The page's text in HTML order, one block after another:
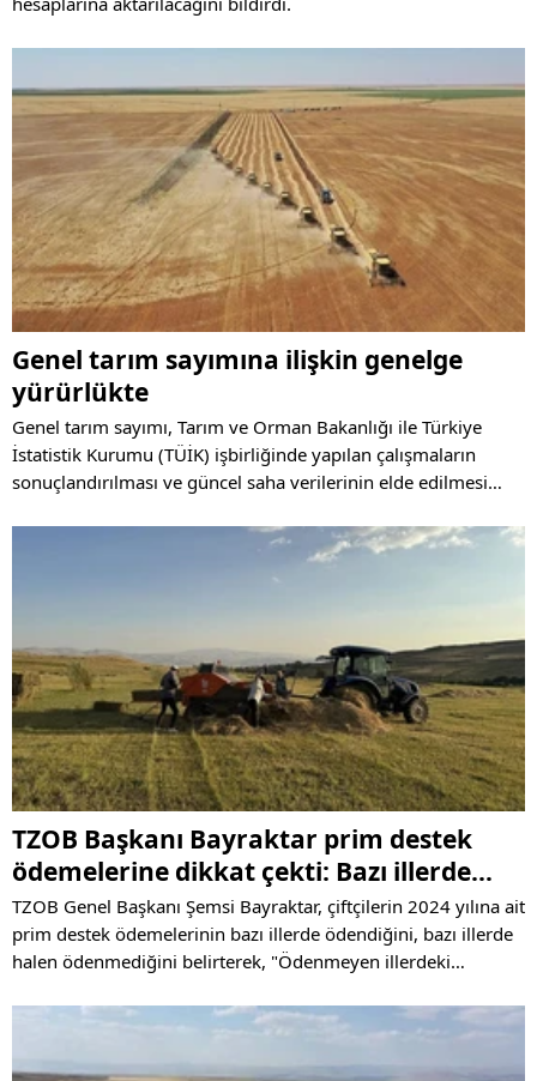
Genel tarım sayımına ilişkin genelge
yürürlükte
Genel tarım sayımı, Tarım ve Orman Bakanlığı ile Türkiye
İstatistik Kurumu (TÜİK) işbirliğinde yapılan çalışmaların
sonuçlandırılması ve güncel saha verilerinin elde edilmesi
TZOB Başkanı Bayraktar prim destek
ödemelerine dikkat çekti: Bazı illerde
halen ödemeler yapılmadı
TZOB Genel Başkanı Şemsi Bayraktar, çiftçilerin 2024 yılına ait
prim destek ödemelerinin bazı illerde ödendiğini, bazı illerde
halen ödenmediğini belirterek, "Ödenmeyen illerdeki
var. Destek ödemeleri bir an önce tamamlanmalıdır” dedi.